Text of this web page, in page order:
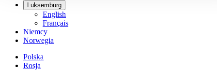
Luksemburg
English
Français
Niemcy
Norwegia
Polska
Rosja